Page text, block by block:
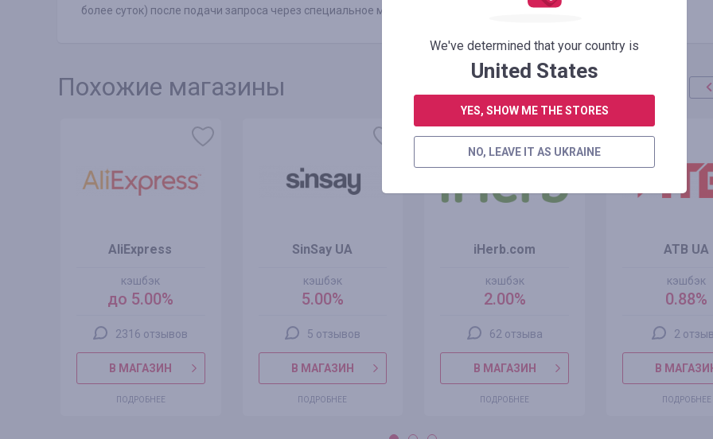
более суток) после подачи запроса через специальное меню «ВЫВОД СРЕДСТВ».
Похожие магазины
AliExpress
кэшбэк
до 5.00%
2316 отзывов
В МАГАЗИН
ПОДРОБНЕЕ
SinSay UA
кэшбэк
5.00%
5 отзывов
В МАГАЗИН
ПОДРОБНЕЕ
iHerb.com
кэшбэк
2.00%
62 отзыва
В МАГАЗИН
ПОДРОБНЕЕ
ATB UA
кэшбэк
0.88%
2
В
ПОДРОБНЕЕ
We've determined that your country is
United States
YES, SHOW ME THE STORES
NO, LEAVE IT AS UKRAINE